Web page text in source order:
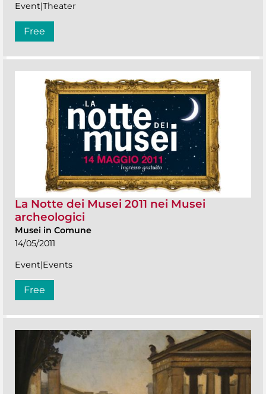
Event|Theater
Free
La Notte dei Musei 2011 nei Musei
archeologici
Musei in Comune
14/05/2011
Event|Events
Free